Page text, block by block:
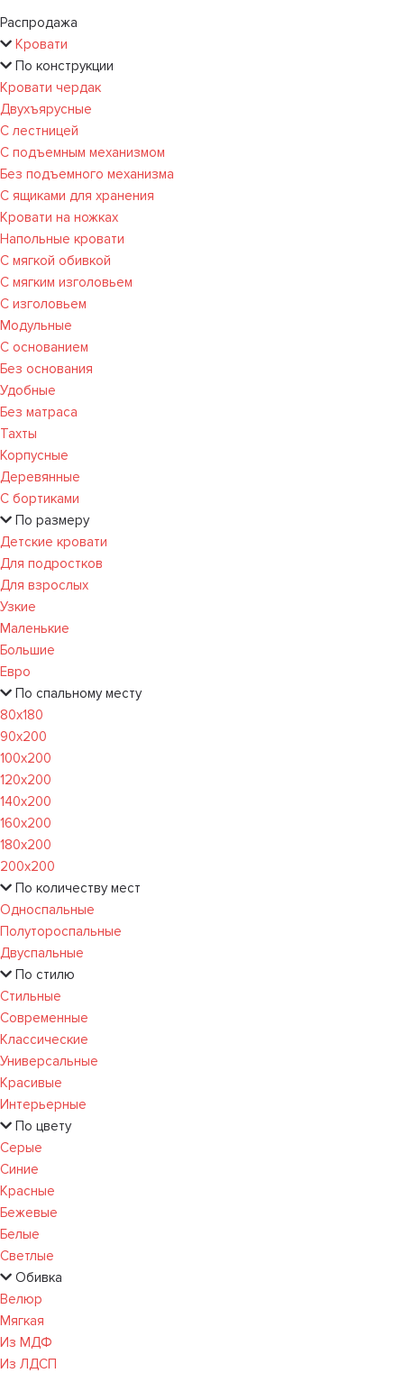
Распродажа
Кровати
По конструкции
Кровати чердак
Двухъярусные
С лестницей
С подъемным механизмом
Без подъемного механизма
С ящиками для хранения
Кровати на ножках
Напольные кровати
С мягкой обивкой
С мягким изголовьем
С изголовьем
Модульные
С основанием
Без основания
Удобные
Без матраса
Тахты
Корпусные
Деревянные
С бортиками
По размеру
Детские кровати
Для подростков
Для взрослых
Узкие
Маленькие
Большие
Евро
По спальному месту
80х180
90х200
100х200
120x200
140х200
160х200
180х200
200х200
По количеству мест
Односпальные
Полутороспальные
Двуспальные
По стилю
Стильные
Современные
Классические
Универсальные
Красивые
Интерьерные
По цвету
Серые
Синие
Красные
Бежевые
Белые
Светлые
Обивка
Велюр
Мягкая
Из МДФ
Из ЛДСП